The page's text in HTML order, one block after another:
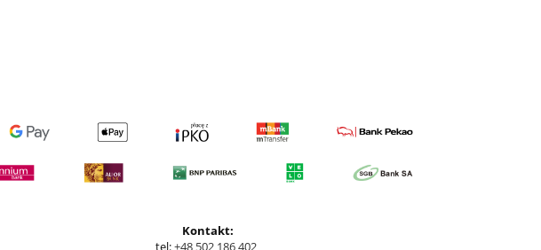
Kontakt: